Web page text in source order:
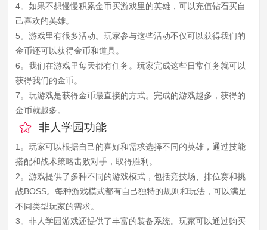
4。如果不想慢慢积累金币买游戏里的英雄，可以充值钻石买自
己喜欢的英雄。
5。游戏里有很多活动。玩家参与这些活动不仅可以获得我们的
金币还可以获得金币和道具。
6。我们在游戏里每天都有任务。玩家完成这些日常任务就可以
获得我们的金币。
7。玩游戏是获得金币最直接的方式。完成的游戏越多，获得的
金币就越多。
非人学园功能
1。玩家可以根据自己的喜好和需求选择不同的英雄，通过技能
搭配和战术策略击败对手，取得胜利。
2。游戏提供了多种不同的游戏模式，包括竞技场、排位赛和挑
战BOSS。每种游戏模式都有自己独特的规则和玩法，可以满足
不同类型玩家的需求。
3。非人学园游戏还提供了丰富的装备系统。玩家可以通过购买